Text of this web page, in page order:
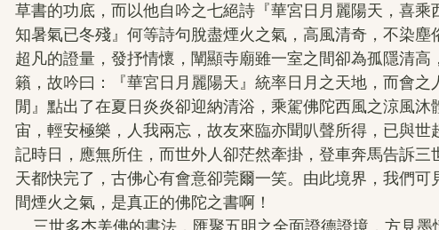
草書的功底，而以他自吟之七絕詩『華宮日月麗陽天，喜
知暑氣已冬殘』何等詩句脫盡煙火之氣，高風清奇，不染
超凡的證量，發抒情懷，闡顯寺廟雖一室之間卻為孤隱清
籟，故吟曰：『華宮日月麗陽天』統率日月之天地，而會之
閒』點出了在夏日炎炎卻迎納清浴，乘駕佛陀西風之涼風
宙，輕安極樂，人我兩忘，故友來臨亦聞叭聲所得，已與
記時日，應無所住，而世外人卻茫然牽掛，登車奔馬告訴
天都快完了，古佛心有會意卻莞爾一笑。由此境界，我們可
間煙火之氣，是真正的佛陀之書啊！